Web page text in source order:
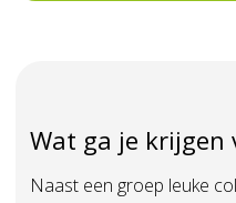
Wat ga je krijgen
Naast een groep leuke